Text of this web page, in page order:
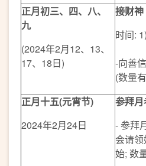
正月初三、四、八、
九
(2024年2月12、13、
17、18日)
接财神
时间:
-向善
(数量
正月十五(元宵节)
2024年2月24日
参拜月
- 参拜
会请
始; 数